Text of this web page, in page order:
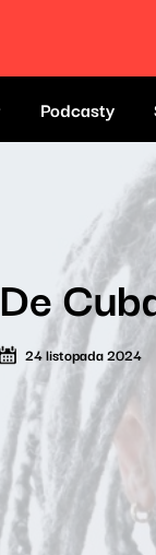
Podcasty
De
24 listopada 2024